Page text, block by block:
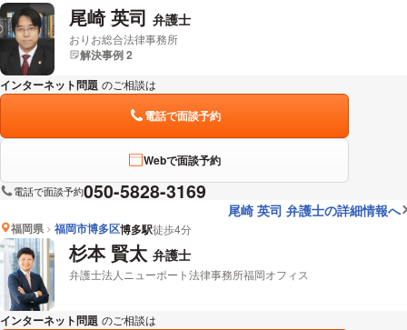
尾崎 英司 弁護士
おりお総合法律事務所
解決事例 2
インターネット問題 のご相談は
電話で面談予約
Webで面談予約
電話で面談予約050-5828-3169
尾崎 英司 弁護士の詳細情報へ
福岡県 福岡市博多区博多駅徒歩4分
杉本 賢太 弁護士
弁護士法人ニューポート法律事務所福岡オフィス
インターネット問題 のご相談は